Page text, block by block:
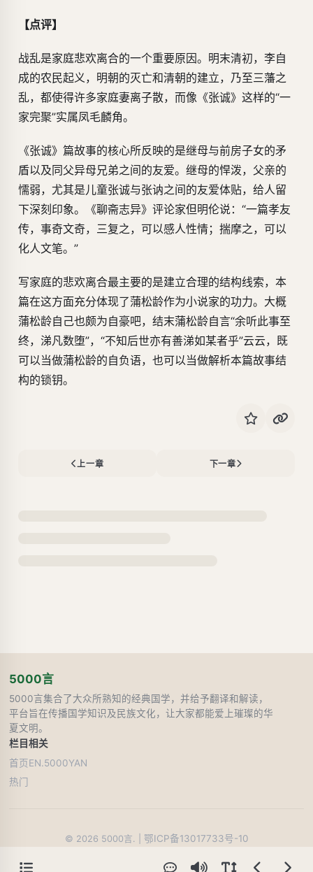
【点评】
战乱是家庭悲欢离合的一个重要原因。明末清初，李自
成的农民起义，明朝的灭亡和清朝的建立，乃至三藩之
乱，都使得许多家庭妻离子散，而像《张诚》这样的“一
家完聚”实属凤毛麟角。
《张诚》篇故事的核心所反映的是继母与前房子女的矛
盾以及同父异母兄弟之间的友爱。继母的悍泼，父亲的
懦弱，尤其是儿童张诚与张讷之间的友爱体贴，给人留
下深刻印象。《聊斋志异》评论家但明伦说：“一篇孝友
传，事奇文奇，三复之，可以感人性情；揣摩之，可以
化人文笔。”
写家庭的悲欢离合最主要的是建立合理的结构线索，本
篇在这方面充分体现了蒲松龄作为小说家的功力。大概
蒲松龄自己也颇为自豪吧，结末蒲松龄自言“余听此事至
终，涕凡数堕”，“不知后世亦有善涕如某者乎”云云，既
可以当做蒲松龄的自负语，也可以当做解析本篇故事结
构的锁钥。
上一章 下一章
5000言
5000言集合了大众所熟知的经典国学，并给予翻译和解读，
平台旨在传播国学知识及民族文化，让大家都能爱上璀璨的华
夏文明。
栏目
首页
热门
相关
EN.5000YAN
© 2026 5000言. | 鄂ICP备13017733号-10
人在线阅读